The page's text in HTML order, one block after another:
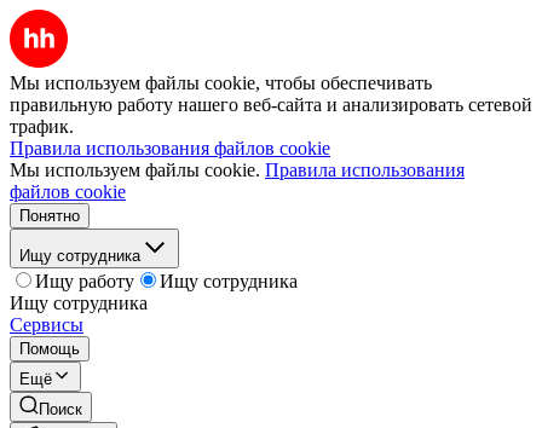
Мы используем файлы cookie, чтобы обеспечивать
правильную работу нашего веб-сайта и анализировать сетевой
трафик.
Правила использования файлов cookie
Мы используем файлы cookie. Правила использования
файлов cookie
Понятно
Ищу сотрудника
Ищу работу
Ищу сотрудника
Ищу сотрудника
Сервисы
Помощь
Ещё
Поиск